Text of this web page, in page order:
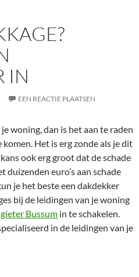
IN
EEN REACTIE PLAATSEN
woning, dan is het aan te raden
Het is erg zonde als je dit
ook erg groot dat de schade
euro’s aan schade
je het beste een dakdekker
bij de leidingen van je woning
Bussum in te schakelen.
in de leidingen van je